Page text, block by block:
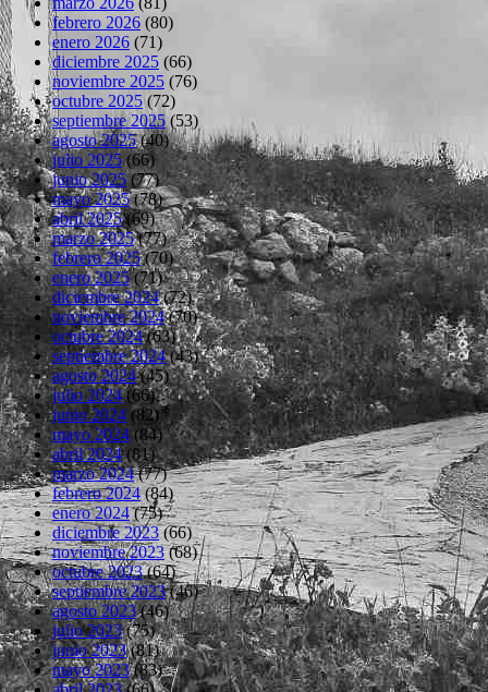
febrero 2026 (80)
enero 2026 (71)
diciembre 2025 (66)
noviembre 2025 (76)
octubre 2025(72)
septiembre 2025(53)
agosto 2025(40)
julio 2025(66)
junio 2025(77)
mayo 2025(78)
abril 2025(69)
marzo 2025(77)
febrero 2025(70)
enero 2025(71)
diciembre 2024(72)
noviembre 2024(70)
octubre 2024(63)
septiembre 2024(43)
agosto 2024(45)
julio 2024(66)
junio 2024 (82)
mayo 2024 (84)
abril 2024(81)
marzo 2024(77)
febrero 2024(84)
enero 2024(75)
diciembre 2023(66)
noviembre 2023(68)
octubre 2023(64)
septiembre 2023(46)
agosto 2023(46)
julio 2023(75)
junio 2023(81)
mayo 2023(83)